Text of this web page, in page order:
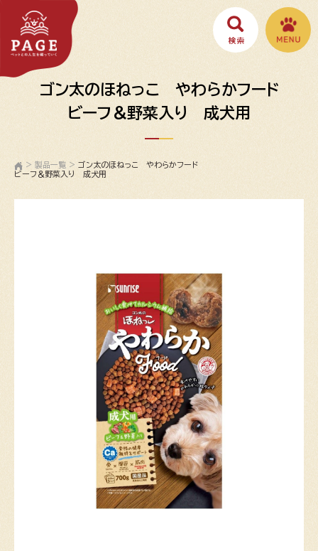
ゴン太のほねっこ やわらかフード
ビーフ＆野菜入り 成犬用
> 製品一覧 > ゴン太のほねっこ やわらかフード
ビーフ＆野菜入り 成犬用